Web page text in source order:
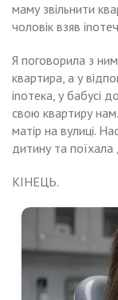
маму звільнити
чоловік взяв
Я поговорила з
квартира, а у
іnотека, у бабусі
свою квартиру
матір на вулиці.
дитину та поїхала
КІНЕЦЬ.
Батьки